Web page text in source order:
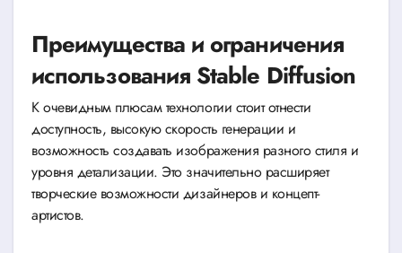
Преимущества и ограничения
использования Stable Diffusion
К очевидным плюсам технологии стоит отнести
доступность, высокую скорость генерации и
возможность создавать изображения разного стиля и
уровня детализации. Это значительно расширяет
творческие возможности дизайнеров и концепт-
артистов.